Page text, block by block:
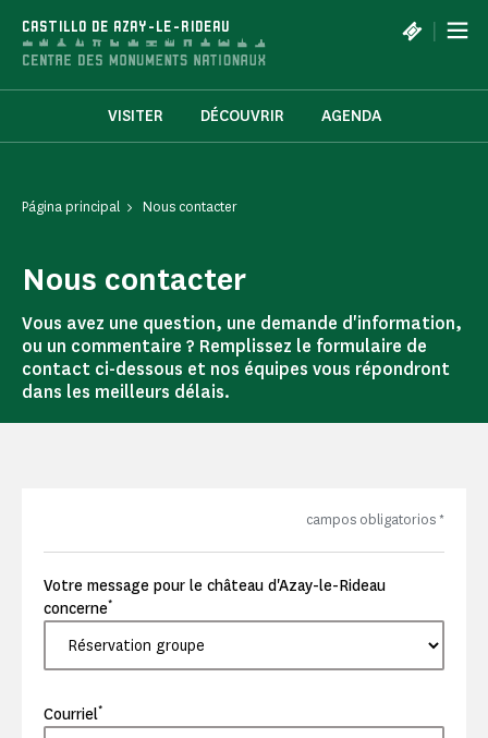
CASTILLO DE AZAY-LE-RIDEAU |
VISITER DÉCOUVRIR AGENDA
Página principal Nous contacter
Nous contacter
Vous avez une question, une demande d'information,
ou un commentaire ? Remplissez le formulaire de
contact ci-dessous et nos équipes vous répondront
dans les meilleurs délais.
campos obligatorios*
Votre message pour le château d'Azay-le-Rideau
concerne*
Courriel*